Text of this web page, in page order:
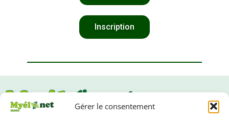
Gérer le consentement
Inscription